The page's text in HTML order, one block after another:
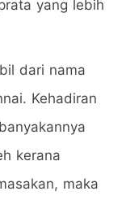
yang lebih
dari nama
Kehadiran
kerana
maka